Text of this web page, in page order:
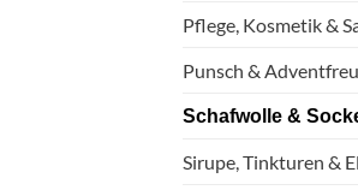
Pflege, Kosmetik &
Punsch &
Schafwolle &
Sirupe, Tinkturen &